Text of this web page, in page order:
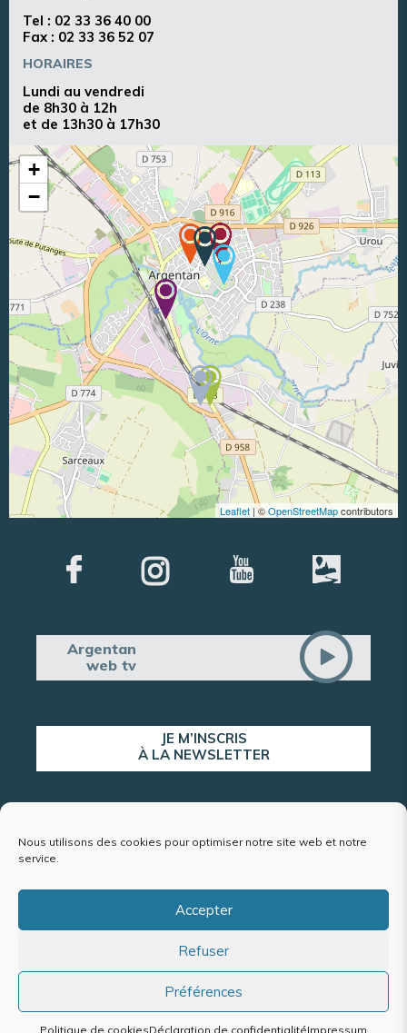
Nous utilisons des cookies pour optimiser notre site web et notre
service.
Accepter
Refuser
Préférences
Politique de cookiesDéclaration de confidentialitéImpressum
Tel : 02 33 36 40 00
Fax : 02 33 36 52 07
HORAIRES
Lundi au vendredi
de 8h30 à 12h
et de 13h30 à 17h30
+
−
Leaflet | ©OpenStreetMapcontributors
Argentan
web tv
JE M’INSCRIS
À LA NEWSLETTER
ALERTE POPULATION
Mentions légales et politique de confidentialité
Accessibilité : conformité partielle
Politique de cookies (UE)